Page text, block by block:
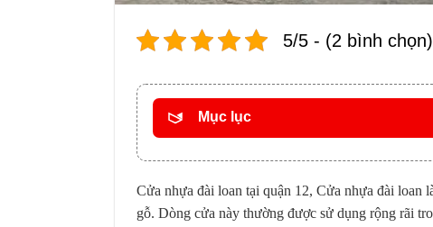
5/5 - (2 bình chọn)
Mục lục
Cửa nhựa đài loan tại quận 12, Cửa nhựa đài loan
gỗ. Dòng cửa này thường được sử dụng rộng rãi